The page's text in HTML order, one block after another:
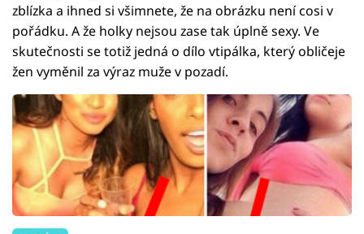
zblízka a ihned si všimnete, že na obrázku není cosi v
pořádku. A že holky nejsou zase tak úplně sexy. Ve
skutečnosti se totiž jedná o dílo vtipálka, který obličeje
žen vyměnil za výraz muže v pozadí.